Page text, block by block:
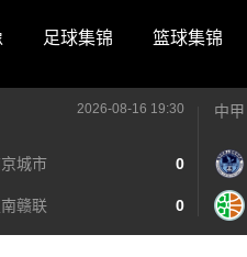
足球集锦 篮球集锦
2026-08-16 19:30
城市 0
赣联 0
中甲